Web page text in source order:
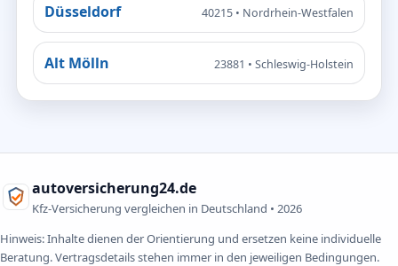
Düsseldorf 40215 • Nordrhein-Westfalen
Alt Mölln 23881 • Schleswig-Holstein
autoversicherung24.de
Kfz-Versicherung vergleichen in Deutschland • 2026
Hinweis: Inhalte dienen der Orientierung und ersetzen keine individuelle
Beratung. Vertragsdetails stehen immer in den jeweiligen Bedingungen.